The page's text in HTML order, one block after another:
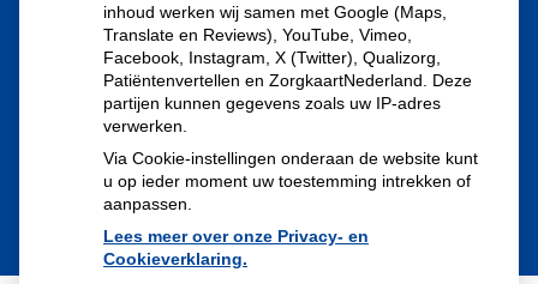
De fax zal niet meer gebruikt worden vanaf 1 mei 2023. De
mail is een veilige mail.
inhoud werken wij samen met Google (Maps,
Translate en Reviews), YouTube, Vimeo,
Facebook, Instagram, X (Twitter), Qualizorg,
Patiëntenvertellen en ZorgkaartNederland. Deze
partijen kunnen gegevens zoals uw IP-adres
verwerken.
Via Cookie-instellingen onderaan de website kunt
u op ieder moment uw toestemming intrekken of
aanpassen.
Lees meer over onze Privacy- en
Cookieverklaring.